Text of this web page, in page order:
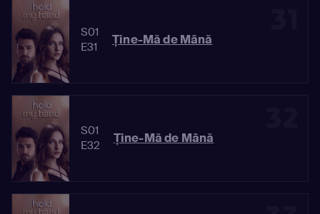
S01
E31
Ține-Mă de Mână
S01
E32
Ține-Mă de Mână